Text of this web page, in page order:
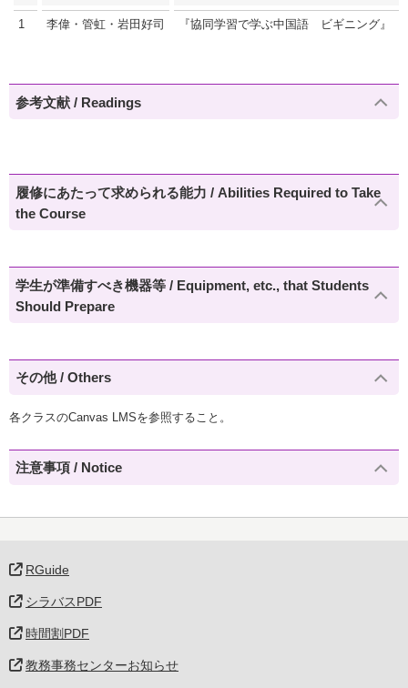
1 李偉・管虹・岩田好司 『協同学習で学ぶ中国語 ビギニング』（
参考文献 / Readings
履修にあたって求められる能力 / Abilities Required to Take
the Course
学生が準備すべき機器等 / Equipment, etc., that Students
Should Prepare
その他 / Others
各クラスのCanvas LMSを参照すること。
注意事項 / Notice
RGuide
シラバスPDF
時間割PDF
教務事務センターお知らせ